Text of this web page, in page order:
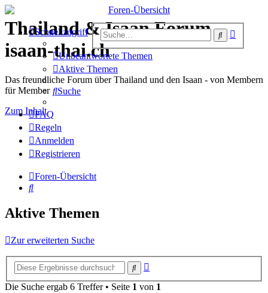
Suche
Thailand & Isaan Forum -
isaan-thai.ch
Das freundliche Forum über Thailand und den Isaan - von Membern
für Member
Zum Inhalt
Schnellzugriff
Unbeantwortete Themen
Aktive Themen
Suche
FAQ
Regeln
Anmelden
Registrieren
Foren-Übersicht
Suche
Aktive Themen
Zur erweiterten Suche
Suche
Die Suche ergab 6 Treffer • Seite 1 von 1